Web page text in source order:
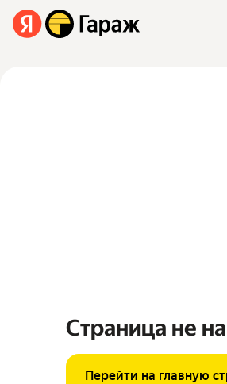
Страница не
Перейти на главную